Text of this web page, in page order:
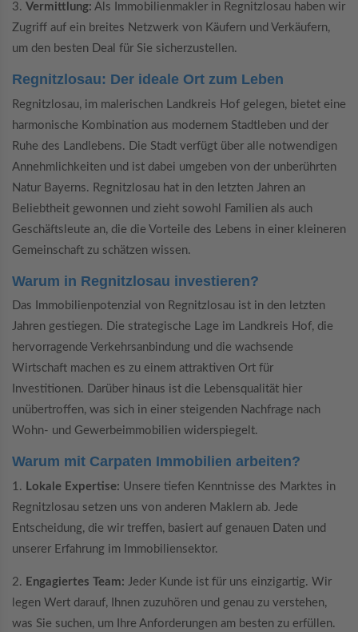
3. Vermittlung: Als Immobilienmakler in Regnitzlosau haben wir
Zugriff auf ein breites Netzwerk von Käufern und Verkäufern,
um den besten Deal für Sie sicherzustellen.
Regnitzlosau: Der ideale Ort zum Leben
Regnitzlosau, im malerischen Landkreis Hof gelegen, bietet eine
harmonische Kombination aus modernem Stadtleben und der
Ruhe des Landlebens. Die Stadt verfügt über alle notwendigen
Annehmlichkeiten und ist dabei umgeben von der unberührten
Natur Bayerns. Regnitzlosau hat in den letzten Jahren an
Beliebtheit gewonnen und zieht sowohl Familien als auch
Geschäftsleute an, die die Vorteile des Lebens in einer kleineren
Gemeinschaft zu schätzen wissen.
Warum in Regnitzlosau investieren?
Das Immobilienpotenzial von Regnitzlosau ist in den letzten
Jahren gestiegen. Die strategische Lage im Landkreis Hof, die
hervorragende Verkehrsanbindung und die wachsende
Wirtschaft machen es zu einem attraktiven Ort für
Investitionen. Darüber hinaus ist die Lebensqualität hier
unübertroffen, was sich in einer steigenden Nachfrage nach
Wohn- und Gewerbeimmobilien widerspiegelt.
Warum mit Carpaten Immobilien arbeiten?
1. Lokale Expertise: Unsere tiefen Kenntnisse des Marktes in
Regnitzlosau setzen uns von anderen Maklern ab. Jede
Entscheidung, die wir treffen, basiert auf genauen Daten und
unserer Erfahrung im Immobiliensektor.
2. Engagiertes Team: Jeder Kunde ist für uns einzigartig. Wir
legen Wert darauf, Ihnen zuzuhören und genau zu verstehen,
was Sie suchen, um Ihre Anforderungen am besten zu erfüllen.